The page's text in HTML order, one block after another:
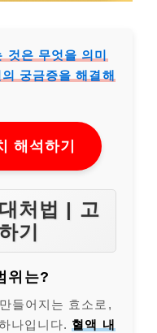
것은 무엇을 의미
궁금증을 해결해
해석하기
처법 | 고
기
위는?
들어지는 효소로,
나입니다. 혈액 내